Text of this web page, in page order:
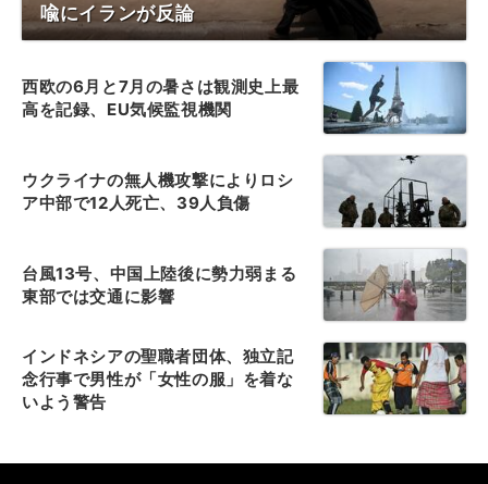
喩にイランが反論
西欧の6月と7月の暑さは観測史上最
高を記録、EU気候監視機関
ウクライナの無人機攻撃によりロシ
ア中部で12人死亡、39人負傷
台風13号、中国上陸後に勢力弱まる
東部では交通に影響
インドネシアの聖職者団体、独立記
念行事で男性が「女性の服」を着な
いよう警告